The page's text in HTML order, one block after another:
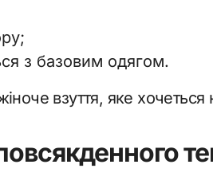
з базовим одягом.
взуття, яке